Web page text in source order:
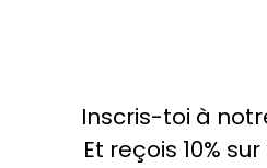
Inscris-toi à
Et reçois 10%